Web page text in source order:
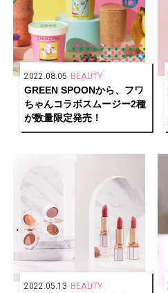
2022.08.05 BEAUTY
GREEN SPOONから、フワ
ちゃんコラボスムージー2種
が数量限定発売！
2022.05.13 BEAUTY